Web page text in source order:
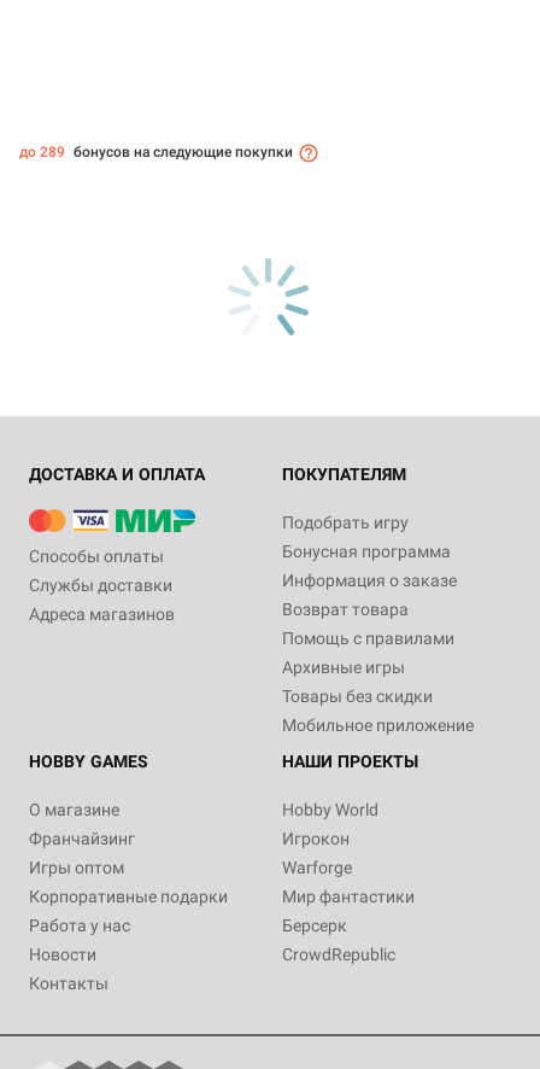
до 289 бонусов на следующие покупки
ДОСТАВКА И ОПЛАТА
Способы оплаты
Службы доставки
Адреса магазинов
ПОКУПАТЕЛЯМ
Подобрать игру
Бонусная программа
Информация о заказе
Возврат товара
Помощь с правилами
Архивные игры
Товары без скидки
Мобильное приложение
HOBBY GAMES
О магазине
Франчайзинг
Игры оптом
Корпоративные подарки
Работа у нас
Новости
Контакты
НАШИ ПРОЕКТЫ
Hobby World
Игрокон
Warforge
Мир фантастики
Берсерк
CrowdRepublic